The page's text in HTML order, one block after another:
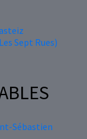
Sept Rues)
Sébastien